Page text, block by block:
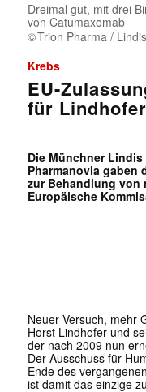
Dreimal gut, mit drei
von Catumaxomab
Trion Pharma /
Krebs
EU-
für
Die Münchner
Pharmanovia gaben
zur Behandlung von
Europäische
Neuer Versuch, mehr
Horst Lindhofer und
der nach 2009 nun
Der Ausschuss für
Ende des
ist damit das einzige